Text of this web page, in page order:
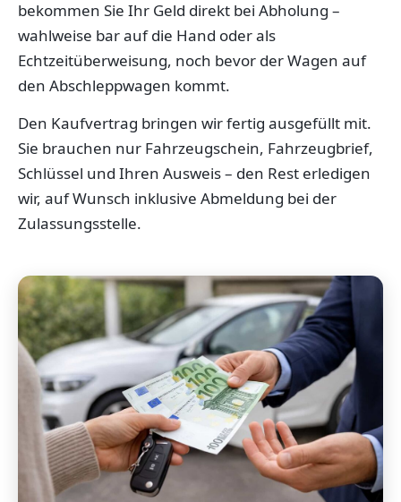
bekommen Sie Ihr Geld direkt bei Abholung –
wahlweise bar auf die Hand oder als
Echtzeitüberweisung, noch bevor der Wagen auf
den Abschleppwagen kommt.
Den Kaufvertrag bringen wir fertig ausgefüllt mit.
Sie brauchen nur Fahrzeugschein, Fahrzeugbrief,
Schlüssel und Ihren Ausweis – den Rest erledigen
wir, auf Wunsch inklusive Abmeldung bei der
Zulassungsstelle.